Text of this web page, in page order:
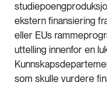
ekstern finansiering
eller EUs
uttelling innenfor en
som skulle vurdere